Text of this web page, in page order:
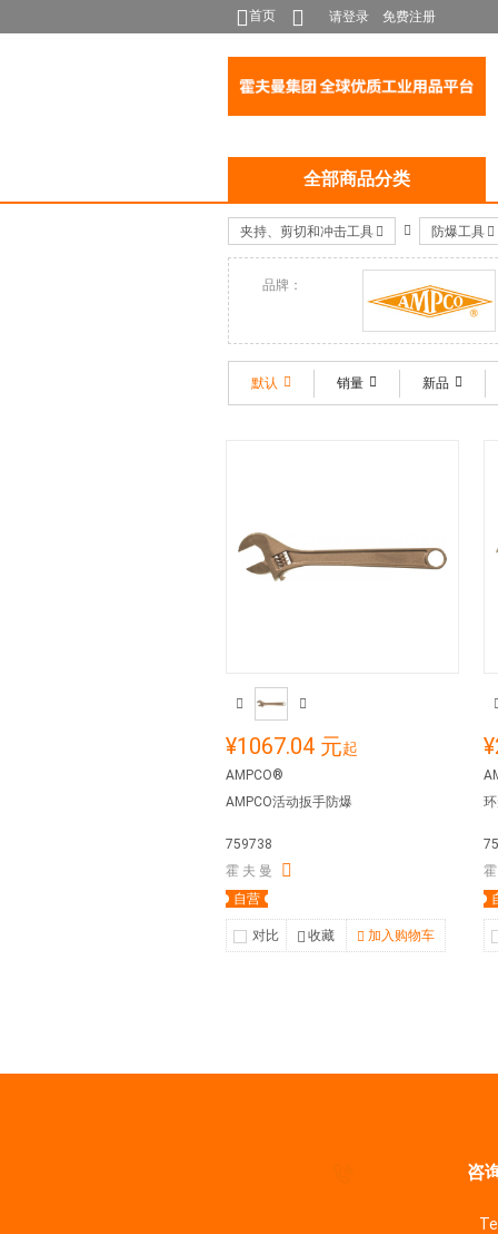
首页 请登录 免费注册
全部商品分类
夹持、剪切和冲击工具 防爆工具
品牌：
AMPCO®
默认
销量 新品
¥1067.04 元起
AMPCO®
AMPCO活动扳手防爆
759738
霍 夫 曼
自营
对比 收藏 加入购物车
咨